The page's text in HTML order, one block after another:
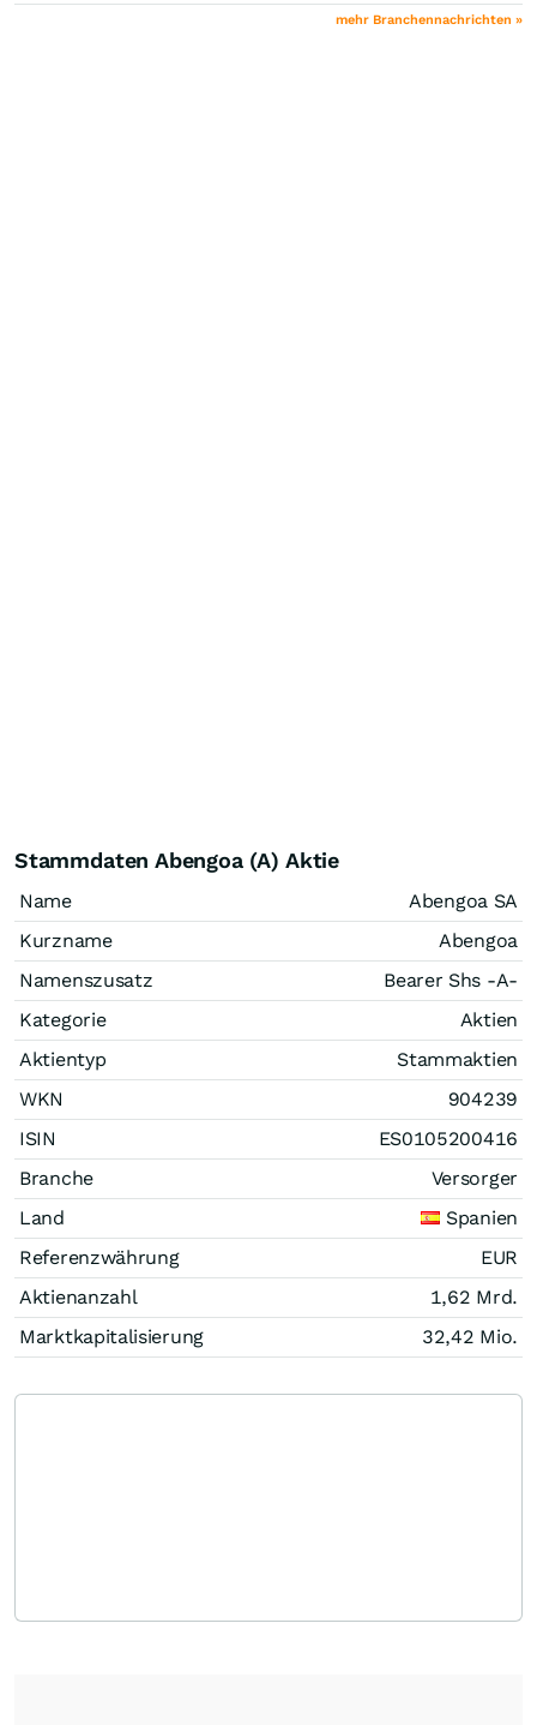
mehr Branchennachrichten »
Stammdaten Abengoa (A) Aktie
Name
Abengoa SA
Kurzname
Abengoa
Namenszusatz
Bearer Shs -A-
Kategorie
Aktien
Aktientyp
Stammaktien
WKN
904239
ISIN
ES0105200416
Branche
Versorger
Land
Spanien
Referenzwährung
EUR
Aktienanzahl
1,62 Mrd.
Marktkapitalisierung
32,42 Mio.